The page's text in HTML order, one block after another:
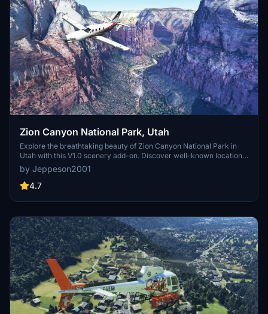
Zion Canyon National Park, Utah
Explore the breathtaking beauty of Zion Canyon National Park in
Utah with this V1.0 scenery add-on. Discover well-known locations
like the Zion Canyon Overlook, Angels Landing, and more.
Experience corrected terrain heights and improved color blending
for a more immersive flight simulation. Simply extract the file to
stunning national park.
by Jeppeson2001
4.7